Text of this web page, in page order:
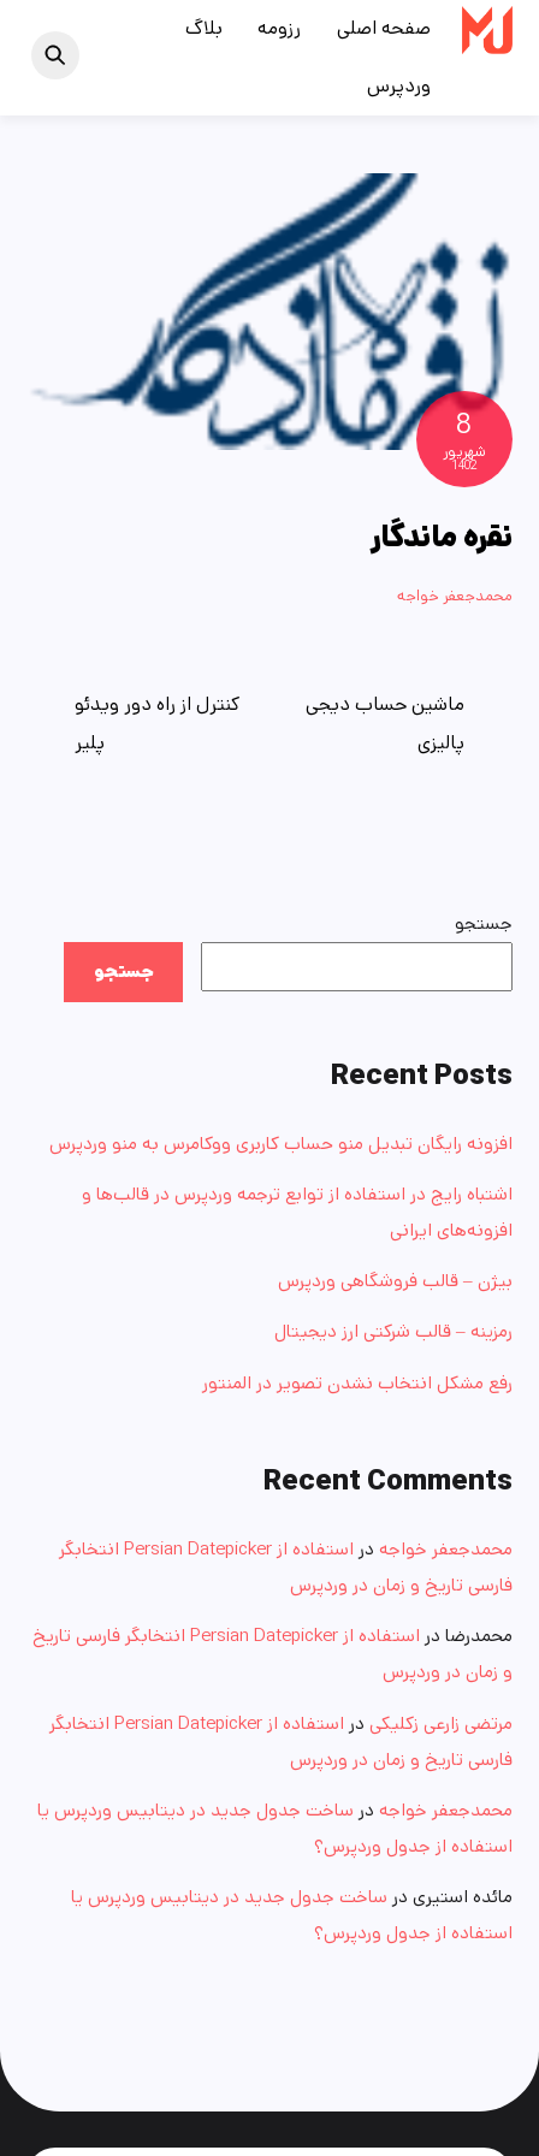
Skip
صفحه اصلی رزومه بلاگ
وردپرس
8
شهریور
1402
نقره ماندگار
محمدجعفر خواجه
ماشین حساب دیجی
پالیزی
کنترل از راه دور ویدئو
پلیر
جستجو
جستجو
Recent Posts
افزونه رایگان تبدیل منو حساب کاربری ووکامرس به منو وردپرس
اشتباه رایج در استفاده از توابع ترجمه وردپرس در قالب‌ها و
افزونه‌های ایرانی
بیژن – قالب فروشگاهی وردپرس
رمزینه – قالب شرکتی ارز دیجیتال
رفع مشکل انتخاب نشدن تصویر در المنتور
Recent Comments
محمدجعفر خواجه در
استفاده از Persian Datepicker انتخابگر
فارسی تاریخ و زمان در وردپرس
محمدرضا در
استفاده از Persian Datepicker انتخابگر فارسی تاریخ
و زمان در وردپرس
مرتضی زارعی زکلیکی در
استفاده از Persian Datepicker انتخابگر
فارسی تاریخ و زمان در وردپرس
محمدجعفر خواجه در ساخت جدول جدید در دیتابیس وردپرس یا
استفاده از جدول وردپرس؟
مائده استیری در ساخت جدول جدید در دیتابیس وردپرس یا
استفاده از جدول وردپرس؟